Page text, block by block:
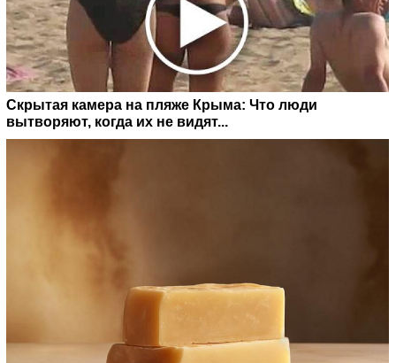
Скрытая камера на пляже Крыма: Что люди
вытворяют, когда их не видят...